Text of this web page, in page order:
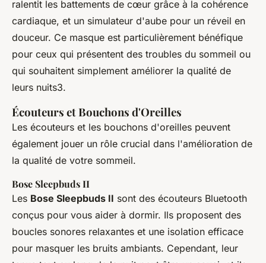
ralentit les battements de cœur grâce à la cohérence
cardiaque, et un simulateur d'aube pour un réveil en
douceur. Ce masque est particulièrement bénéfique
pour ceux qui présentent des troubles du sommeil ou
qui souhaitent simplement améliorer la qualité de
leurs nuits3.
Écouteurs et Bouchons d'Oreilles
Les écouteurs et les bouchons d'oreilles peuvent
également jouer un rôle crucial dans l'amélioration de
la qualité de votre sommeil.
Bose Sleepbuds II
Les Bose Sleepbuds II sont des écouteurs Bluetooth
conçus pour vous aider à dormir. Ils proposent des
boucles sonores relaxantes et une isolation efficace
pour masquer les bruits ambiants. Cependant, leur